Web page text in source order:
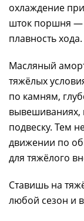
охлаждение
шток поршня —
плавность хода.
Масляный
тяжёлых
по камням,
вывешиваниях,
подвеску. Тем
движении по
для тяжёлого
Ставишь на
любой сезон и